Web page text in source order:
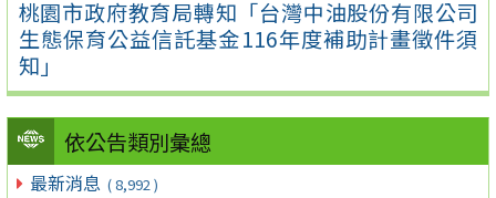
桃園市政府教育局轉知「台灣中油股份有限公司
生態保育公益信託基金116年度補助計畫徵件須
知」
依公告類別彙總
最新消息 ( 8,992 )